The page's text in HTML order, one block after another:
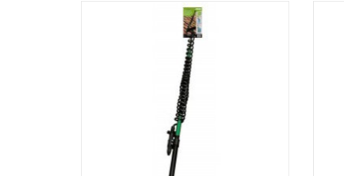
Matabi telescopische lans voor
dakreiniging of moeilijk bereikbare
plaatsen.
Een unieke en gebruiksvriendelijke
uitkomst.
Leverbaar in 3.2 meter (1.2-2.3-3.2)
Ook leverbaar in 5.4 meter
TOEVOEGEN AAN WINKELWAGEN